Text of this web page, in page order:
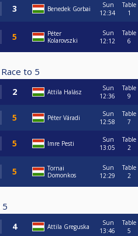
Benedek Gorbai
Sun
12:34
Table
1
Péter
Kolarovszki
Sun
12:12
Table
6
Race to 5
Attila Halász
Sun
12:36
Table
9
Péter Váradi
Sun
12:58
Table
7
Imre Pesti
Sun
13:05
Table
2
Tornai
Domonkos
Sun
12:29
Table
2
5
Attila Greguska
Sun
13:46
Table
5